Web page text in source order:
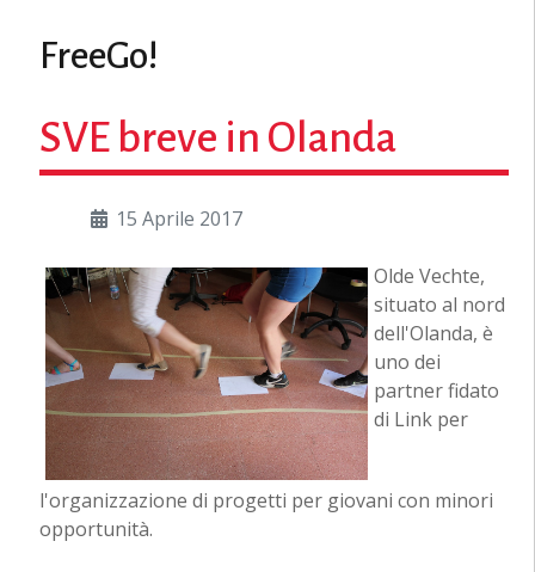
FreeGo!
SVE breve in Olanda
15 Aprile 2017
Olde Vechte,
situato al nord
dell'Olanda, è
uno dei
partner fidato
di Link per
l'organizzazione di progetti per giovani con minori
opportunità.